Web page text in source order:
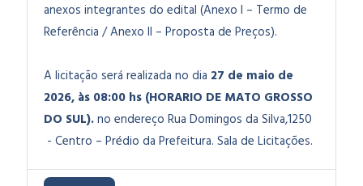
anexos integrantes do edital (Anexo I – Termo de
Referência / Anexo II – Proposta de Preços).
A licitação será realizada no dia 27 de maio de
2026, às 08:00 hs (HORARIO DE MATO GROSSO
DO SUL).no endereço Rua Domingos da Silva,1250
- Centro – Prédio da Prefeitura. Sala de Licitações.